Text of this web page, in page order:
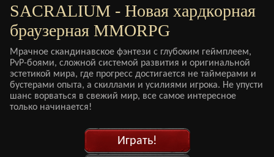
SACRALIUM - Новая хардкорная
браузерная MMORPG
Мрачное скандинавское фэнтези с глубоким геймплеем,
PvP-боями, сложной системой развития и оригинальной
эстетикой мира, где прогресс достигается не таймерами и
бустерами опыта, а скиллами и усилиями игрока. Не упусти
шанс ворваться в свежий мир, все самое интересное
только начинается!
Играть!